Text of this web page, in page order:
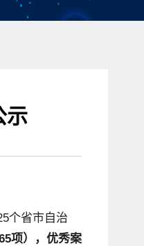
示
个省市自治
项），优秀案